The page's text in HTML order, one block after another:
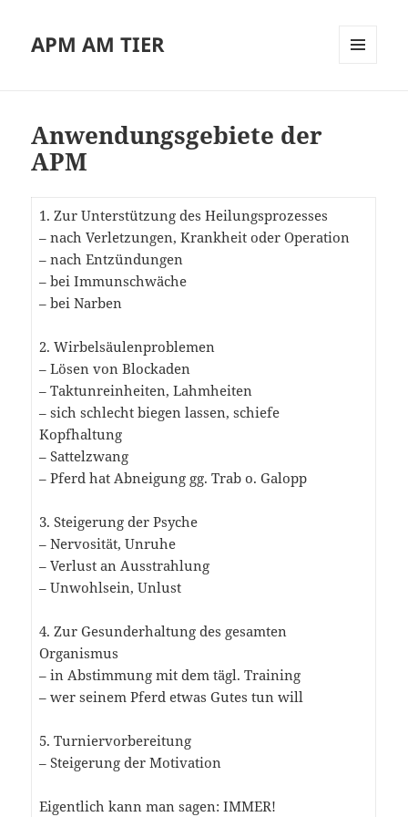
APM AM TIER
Anwendungsgebiete der
APM
1. Zur Unterstützung des Heilungsprozesses
– nach Verletzungen, Krankheit oder Operation
– nach Entzündungen
– bei Immunschwäche
– bei Narben
2. Wirbelsäulenproblemen
– Lösen von Blockaden
– Taktunreinheiten, Lahmheiten
– sich schlecht biegen lassen, schiefe
Kopfhaltung
– Sattelzwang
– Pferd hat Abneigung gg. Trab o. Galopp
3. Steigerung der Psyche
– Nervosität, Unruhe
– Verlust an Ausstrahlung
– Unwohlsein, Unlust
4. Zur Gesunderhaltung des gesamten
Organismus
– in Abstimmung mit dem tägl. Training
– wer seinem Pferd etwas Gutes tun will
5. Turniervorbereitung
– Steigerung der Motivation
Eigentlich kann man sagen: IMMER!